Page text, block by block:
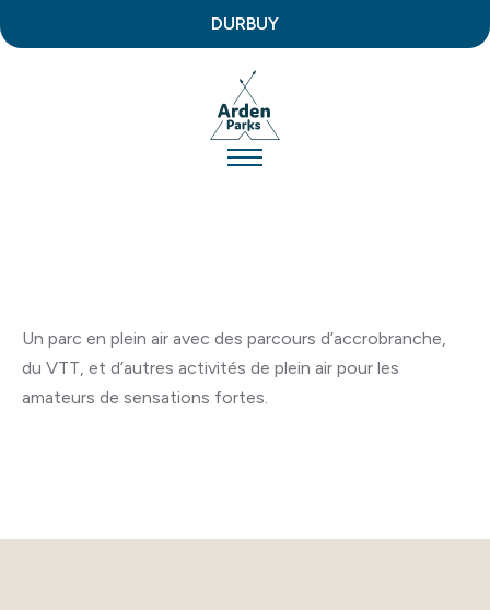
DURBUY
Un parc en plein air avec des parcours d’accrobranche,
du VTT, et d’autres activités de plein air pour les
amateurs de sensations fortes.